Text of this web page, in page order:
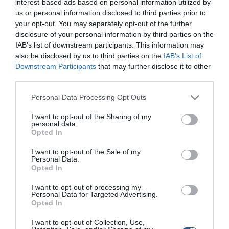
interest-based ads based on personal information utilized by
us or personal information disclosed to third parties prior to
your opt-out. You may separately opt-out of the further
disclosure of your personal information by third parties on the
IAB’s list of downstream participants. This information may
also be disclosed by us to third parties on the IAB’s List of
Downstream Participants that may further disclose it to other
Personal Data Processing Opt Outs
I want to opt-out of the Sharing of my
personal data.
Opted In
I want to opt-out of the Sale of my
Personal Data.
Opted In
I want to opt-out of processing my
Personal Data for Targeted Advertising.
Opted In
I want to opt-out of Collection, Use,
κάνει δριµύτατη επίπληξη, αν τελικά δεν τους κόψει
πρόστιµο για περιβαλλοντική επιβάρυνση. Σε αυτό το
σηµείο αναρωτήθηκα, πώς γίνεται να έρθει ο λιµενικός να
σε γράψει για κάτι που προτείνεται στις οδηγίες του
κατασκευαστή;
Έτσι είπα να προχωρήσω ακόµα περισσότερο, και να
Φλοίσβου, λίγο πριν το “Αβέρωφ” υπάρχει λιµεναρχείο.
Σκέφτηκα πως εκεί θα βρω τις κατάλληλες απαντήσεις.
Μίλησα λοιπόν µε τον κ. Παπαδόπουλο, και οι απαντήσεις
είπε για τα βεγγαλικά του σώµατος, τα οποία µετά τη
λήξη τους τα πηγαίνουν σε πεδία καταστροφής, και πως
Κάνοντας αναδροµή και σε λίγη ιστορία, µου ανέφερε
πως παλιά τα βεγγαλικά είχαν χάρτινο περιτύλιγµα, και
διασπώµενα. Τώρα όµως, που άλλαξαν τα δεδοµένα και